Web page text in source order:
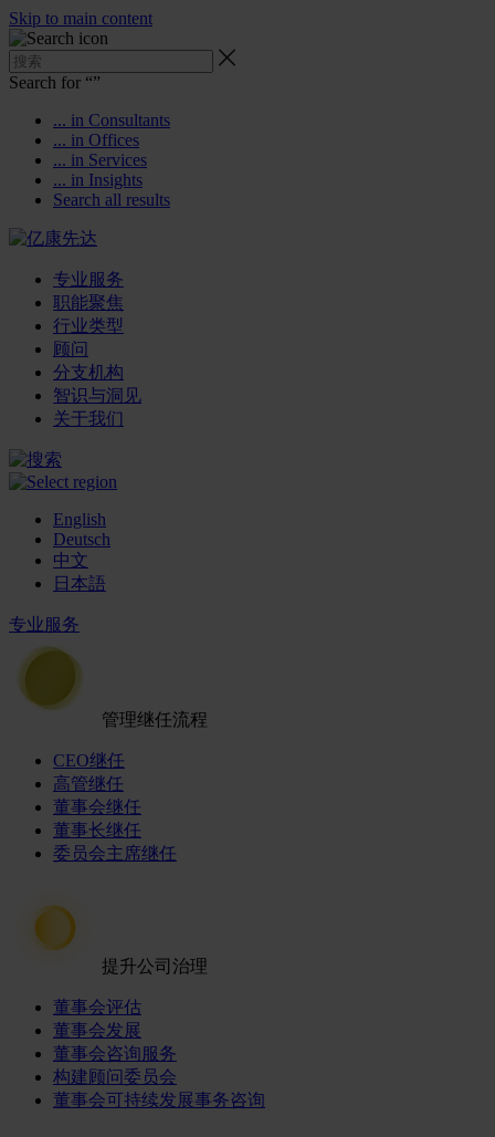
Skip to main content
Search for “”
... in Consultants
... in Offices
... in Services
... in Insights
Search all results
专业服务
职能聚焦
行业类型
顾问
分支机构
智识与洞见
关于我们
English
Deutsch
中文
日本語
专业服务
管理继任流程
CEO继任
高管继任
董事会继任
董事长继任
委员会主席继任
提升公司治理
董事会评估
董事会发展
董事会咨询服务
构建顾问委员会
董事会可持续发展事务咨询